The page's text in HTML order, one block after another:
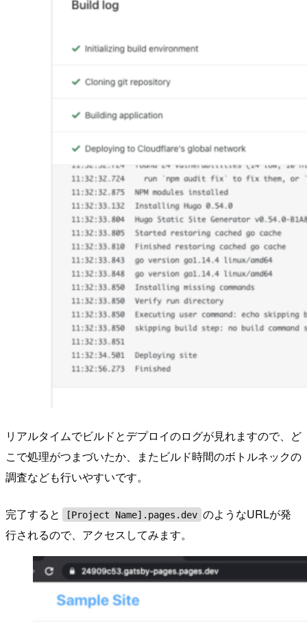
リアルタイムでビルドとデプロイのログが見れますので、ど
こで処理がつまづいたか、またビルド時間のボトルネックの
調査なども行いやすいです。
完了すると [Project Name].pages.dev のようなURLが発
行されるので、アクセスしてみます。